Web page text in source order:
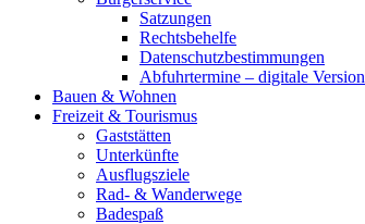
Satzungen
Rechtsbehelfe
Datenschutzbestimmungen
Abfuhrtermine – digitale Version
Bauen & Wohnen
Freizeit & Tourismus
Gaststätten
Unterkünfte
Ausflugsziele
Rad- & Wanderwege
Badespaß